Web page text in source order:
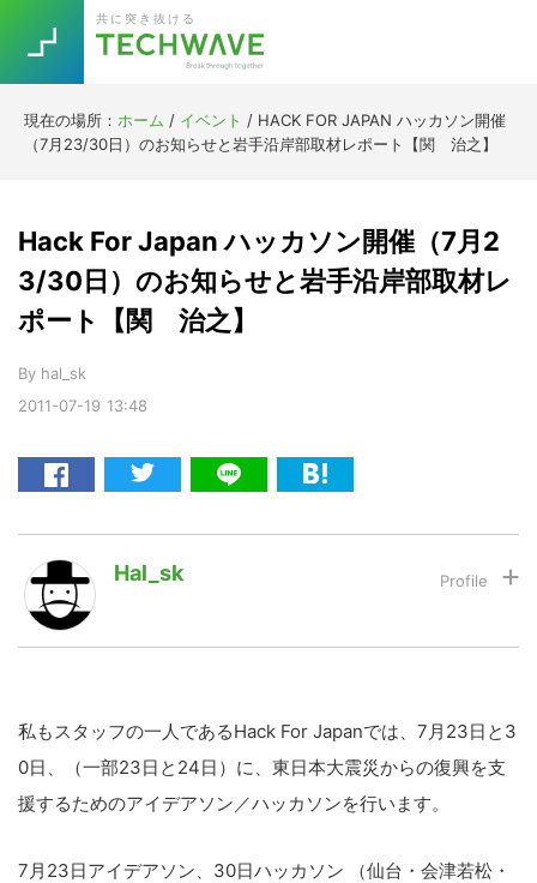
primary
navigation
main
content
primary
sidebar
footer
共に突き抜ける
現在の場所： ホーム / イベント / HACK FOR JAPAN ハッカソン開催
（7月23/30日）のお知らせと岩手沿岸部取材レポート【関 治之】
2011-07-19 13:48
Hack For Japan ハッカソン開催（7月2
3/30日）のお知らせと岩手沿岸部取材レ
ポート【関 治之】
By hal_sk
Hal_sk
私もスタッフの一人であるHack For Japanでは、7月23日と3
0日、（一部23日と24日）に、東日本大震災からの復興を支
援するためのアイデアソン／ハッカソンを行います。
7月23日アイデアソン、30日ハッカソン （仙台・会津若松・
TOPICS
RE:LIFE
Re:Work
AI
暗号資産
VR/AR
[Startup]
[Voice Edition]
[YouTube]
LINE
特集
Block Data Bank
Trend 今話題の注目キーワード
5G Asana テレワーク
ニューノーマル
Daily Weekly